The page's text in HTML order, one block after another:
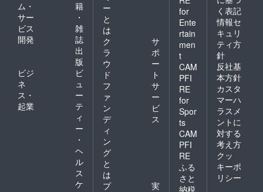
ム・
サー
ビス
開発
籍
・
雑
誌
出
版
ビジ
ネ
ス・
起業
ビ
ュ
ー
テ
ィ
ー
・
ヘ
ル
ス
ケ
ー
と
は
ク
ラ
ウ
ド
フ
ァ
ン
デ
ィ
ン
グ
と
は
サ
ポ
ー
ト
サ
ー
ビ
ス
プ
実
for
Ente
rtain
men
t
CAM
PFI
RE
for
Spor
ts
CAM
PFI
RE
ふる
さと
納税
く表記
情報セ
キュリ
ティ方
針
反社基
本方針
カスタ
マーハ
ラスメ
ントに
対する
考え方
クッ
キーポ
リシー